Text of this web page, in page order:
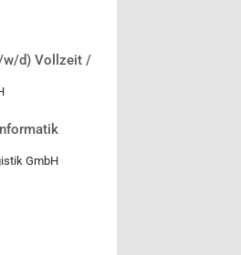
w/d) Vollzeit /
GmbH